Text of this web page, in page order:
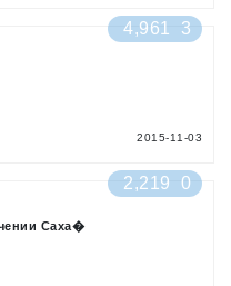
4,961 3
2015-11-03
2,219 0
Саха�